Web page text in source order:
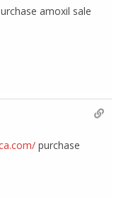
amoxil sale
purchase